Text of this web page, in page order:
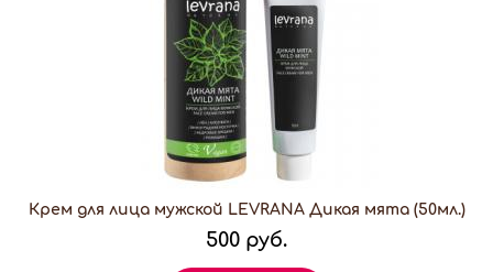
Крем для лица мужской LEVRANA Дикая мята (50мл.)
500 руб.